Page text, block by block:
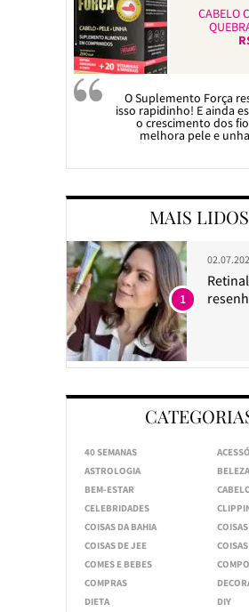
CABELO
O Suplemento Força
isso rapidinho! E ainda
o crescimento dos
melhora pele e
MAIS LIDOS
1
40 SEMANAS
ASTROLOGIA
BELEZA
BEM-ESTAR
CELEBRIDADES
COISAS DA BAHIA
COISAS DE JEE
COMES E BEBES
COMPRAS
DIETA
DIY